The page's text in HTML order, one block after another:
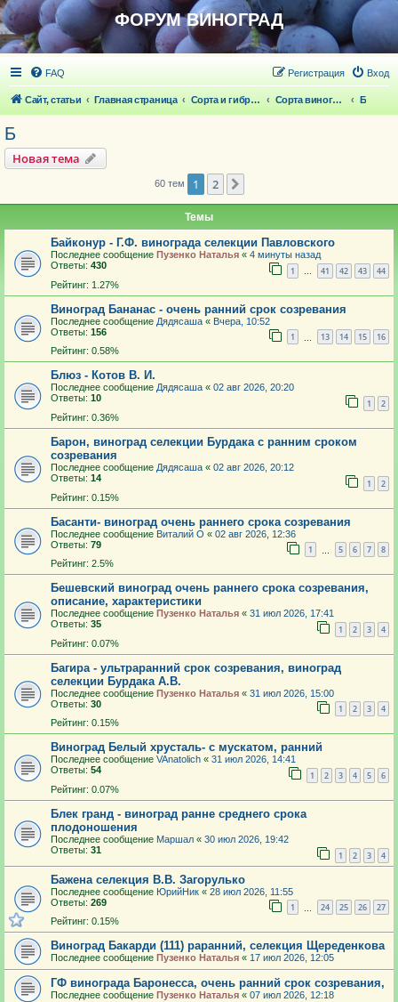
ФОРУМ ВИНОГРАД
FAQ Вход
Регистрация
Сайт, статьи Главная страница Сорта и гибридные формы винограда Сорта винограда Б
Б
Новая тема
60 тем 1 2
Темы
Байконур - Г.Ф. винограда селекции Павловского
Последнее сообщение Пузенко Наталья « 4 минуты назад
Ответы: 430 1 … 41 42 43 44
Рейтинг: 1.27%
Виноград Бананас - очень ранний срок созревания
Последнее сообщение Дядясаша « Вчера, 10:52
Ответы: 156 1 13 14 15 16
Рейтинг: 0.58%
Блюз - Котов В. И.
Последнее сообщение Дядясаша « 02 авг 2026, 20:20
Ответы: 10 1 2
Рейтинг: 0.36%
Барон, виноград селекции Бурдака с ранним сроком
созревания
Последнее сообщение Дядясаша « 02 авг 2026, 20:12
Ответы: 14 1 2
Рейтинг: 0.15%
Басанти- виноград очень раннего срока созревания
Последнее сообщение Виталий О « 02 авг 2026, 12:36
Ответы: 79 1 5 6 7 8
Рейтинг: 2.5%
Бешевский виноград очень раннего срока созревания,
описание, характеристики
Последнее сообщение Пузенко Наталья « 31 июл 2026, 17:41
Ответы: 35 1 2 3 4
Рейтинг: 0.07%
Багира - ультраранний срок созревания, виноград
селекции Бурдака А.В.
Последнее сообщение Пузенко Наталья « 31 июл 2026, 15:00
Ответы: 30 1 2 3 4
Рейтинг: 0.15%
Виноград Белый хрусталь- с мускатом, ранний
Последнее сообщение VAnatolich « 31 июл 2026, 14:41
Ответы: 54 1 2 3 4 5 6
Рейтинг: 0.07%
Блек гранд - виноград ранне среднего срока
плодоношения
Последнее сообщение Маршал « 30 июл 2026, 19:42
Ответы: 31 1 2 3 4
Бажена селекция В.В. Загорулько
Последнее сообщение ЮрийНик « 28 июл 2026, 11:55
Ответы: 269 1 24 25 26 27
Рейтинг: 0.15%
Виноград Бакарди (111) раранний, селекция Щереденкова
Последнее сообщение Пузенко Наталья « 17 июл 2026, 12:05
ГФ винограда Баронесса, очень ранний срок созревания,
Последнее сообщение Пузенко Наталья « 07 июл 2026, 12:18